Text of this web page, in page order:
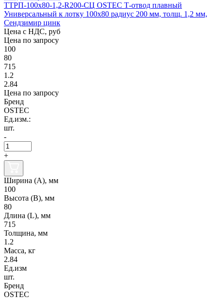
ТТРП-100х80-1,2-R200-СЦ OSTEC Т-отвод плавный
Универсальный к лотку 100х80 радиус 200 мм, толщ. 1,2 мм,
Сендзимир цинк
Цена с НДС, руб
Цена по запросу
100
80
715
1.2
2.84
Цена по запросу
Бренд
OSTEC
Ед.изм.:
шт.
-
+
Ширина (А), мм
100
Высота (В), мм
80
Длина (L), мм
715
Толщина, мм
1.2
Масса, кг
2.84
Ед.изм
шт.
Бренд
OSTEC